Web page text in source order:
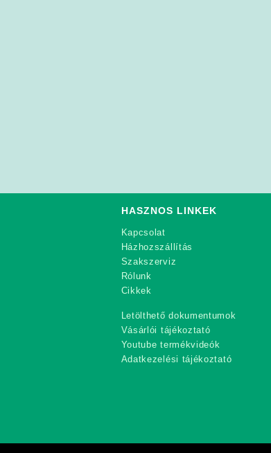
HASZNOS LINKEK
Kapcsolat
Házhozszállítás
Szakszerviz
Rólunk
Cikkek
Letölthető dokumentumok
Vásárlói tájékoztató
Youtube termékvideók
Adatkezelési tájékoztató